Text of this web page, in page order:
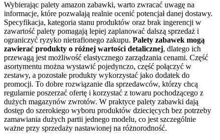
Wybierając palety amazon zabawki, warto zwracać uwagę na
informacje, które pozwalają realnie ocenić potencjał danej dostawy.
Specyfikacja, kategoria stanu produktów oraz brak ingerencji w
zawartość palety pomagają lepiej zaplanować dalszą sprzedaż i
ograniczyć ryzyko nietrafionego zakupu. Palety zabawek mogą
zawierać produkty o różnej wartości detalicznej, dlatego ich
przewagą jest możliwość elastycznego zarządzania cenami. Część
asortymentu można wystawić pojedynczo, część połączyć w
zestawy, a pozostałe produkty wykorzystać jako dodatek do
promocji. To dobre rozwiązanie dla sprzedawców, którzy chcą
regularnie poszerzać ofertę i korzystać z towaru pochodzącego z
dużych magazynów zwrotów. W praktyce palety zabawki dają
dostęp do szerokiego wyboru produktów dziecięcych bez potrzeby
zamawiania dużych partii jednego modelu, co jest szczególnie
ważne przy sprzedaży nastawionej na różnorodność.